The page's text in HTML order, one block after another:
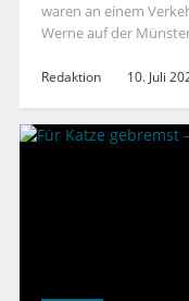
waren an einem
Werne auf der
Redaktion 10. Juli